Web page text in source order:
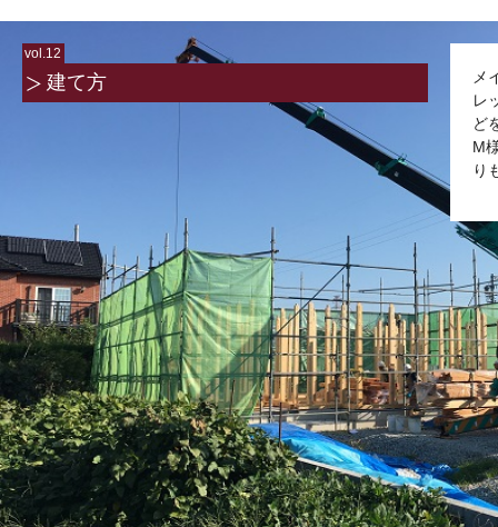
vol.12
建て方
メ
レ
ど
M
り